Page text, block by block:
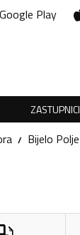
Google Play
ZASTUPNICI
Bijelo Polje